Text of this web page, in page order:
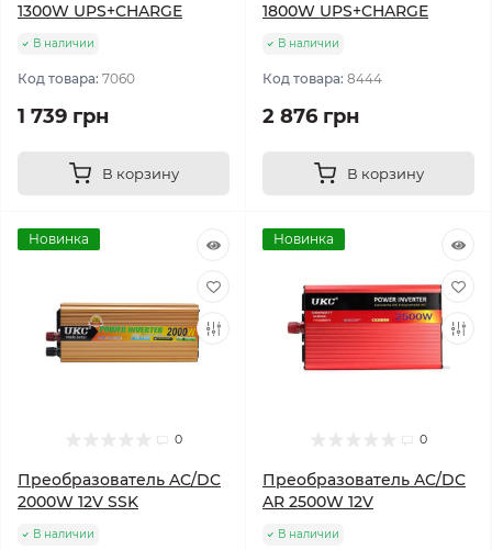
1300W UPS+CHARGE
В наличии
Код товара: 7060
1 739 грн
В корзину
1800W UPS+CHARGE
В наличии
Код товара: 8444
2 876 грн
В корзину
Новинка
0
Преобразователь AC/DC
2000W 12V SSK
В наличии
Новинка
0
Преобразователь AC/DC
AR 2500W 12V
В наличии